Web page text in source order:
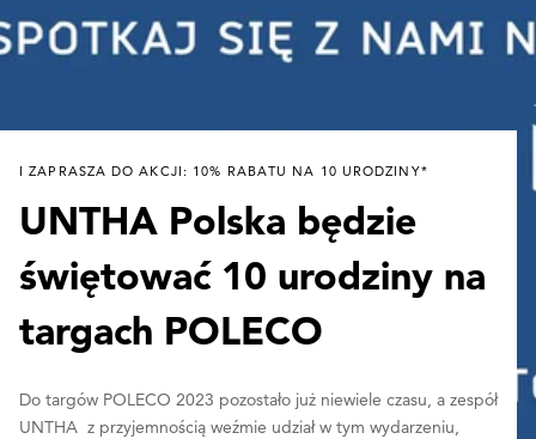
I ZAPRASZA DO AKCJI: 10% RABATU NA 10 URODZINY*
UNTHA Polska będzie
świętować 10 urodziny na
targach POLECO
Do targów POLECO 2023 pozostało już niewiele czasu, a zespół
UNTHA z przyjemnością weźmie udział w tym wydarzeniu,